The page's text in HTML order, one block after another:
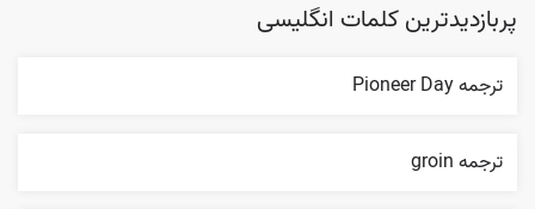
پربازدیدترین کلمات انگلیسی
ترجمه Pioneer Day
ترجمه groin